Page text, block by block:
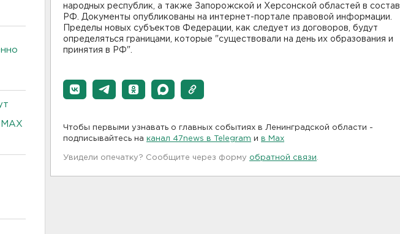
МАХ
народных республик, а также Запорожской и Херсонской областей в состав
РФ. Документы опубликованы на интернет-портале правовой информации.
Пределы новых субъектов Федерации, как следует из договоров, будут
определяться границами, которые "существовали на день их образования и
принятия в РФ".
Чтобы первыми узнавать о главных событиях в Ленинградской области -
подписывайтесь на канал 47news в Telegram и в Maх
Увидели опечатку? Сообщите через форму обратной связи